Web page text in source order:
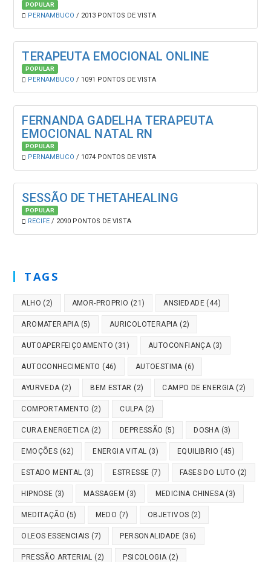
POPULAR
PERNAMBUCO / 2013 PONTOS DE VISTA
TERAPEUTA EMOCIONAL ONLINE
POPULAR
PERNAMBUCO / 1091 PONTOS DE VISTA
FERNANDA GADELHA TERAPEUTA
EMOCIONAL NATAL RN
POPULAR
PERNAMBUCO / 1074 PONTOS DE VISTA
SESSÃO DE THETAHEALING
POPULAR
RECIFE / 2090 PONTOS DE VISTA
TAGS
ALHO (2) AMOR-PROPRIO (21) ANSIEDADE (44)
AROMATERAPIA(5) AURICOLOTERAPIA(2)
AUTOAPERFEIÇOAMENTO (31) AUTOCONFIANÇA(3)
AUTOCONHECIMENTO (46) AUTOESTIMA(6)
AYURVEDA(2) BEM ESTAR (2) CAMPO DE ENERGIA(2)
COMPORTAMENTO (2) CULPA(2)
CURA ENERGETICA(2) DEPRESSÃO (5) DOSHA(3)
EMOÇÕES (62) ENERGIA VITAL (3) EQUILIBRIO (45)
ESTADO MENTAL (3) ESTRESSE (7) FASES DO LUTO (2)
HIPNOSE (3) MASSAGEM (3) MEDICINA CHINESA(3)
MEDITAÇÃO (5) MEDO (7) OBJETIVOS (2)
OLEOS ESSENCIAIS (7) PERSONALIDADE (36)
PRESSÃO ARTERIAL (2) PSICOLOGIA(2)